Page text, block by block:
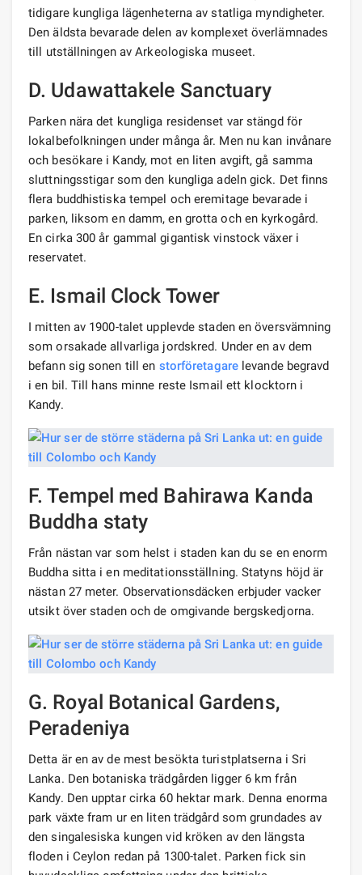
tidigare kungliga lägenheterna av statliga myndigheter.
Den äldsta bevarade delen av komplexet överlämnades
till utställningen av Arkeologiska museet.
D. Udawattakele Sanctuary
Parken nära det kungliga residenset var stängd för
lokalbefolkningen under många år. Men nu kan invånare
och besökare i Kandy, mot en liten avgift, gå samma
sluttningsstigar som den kungliga adeln gick. Det finns
flera buddhistiska tempel och eremitage bevarade i
parken, liksom en damm, en grotta och en kyrkogård.
En cirka 300 år gammal gigantisk vinstock växer i
reservatet.
E. Ismail Clock Tower
I mitten av 1900-talet upplevde staden en översvämning
som orsakade allvarliga jordskred. Under en av dem
befann sig sonen till en storföretagarelevande begravd
i en bil. Till hans minne reste Ismail ett klocktorn i
Kandy.
F. Tempel med Bahirawa Kanda
Buddha staty
Från nästan var som helst i staden kan du se en enorm
Buddha sitta i en meditationsställning. Statyns höjd är
nästan 27 meter. Observationsdäcken erbjuder vacker
utsikt över staden och de omgivande bergskedjorna.
G. Royal Botanical Gardens,
Peradeniya
Detta är en av de mest besökta turistplatserna i Sri
Lanka. Den botaniska trädgården ligger 6 km från
Kandy. Den upptar cirka 60 hektar mark. Denna enorma
park växte fram ur en liten trädgård som grundades av
den singalesiska kungen vid kröken av den längsta
floden i Ceylon redan på 1300-talet. Parken fick sin